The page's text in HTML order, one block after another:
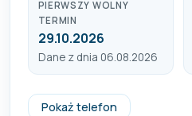
PIERWSZY WOLNY
TERMIN
29.10.2026
Dane z dnia 06.08.2026
Pokaż telefon
041-34-17-